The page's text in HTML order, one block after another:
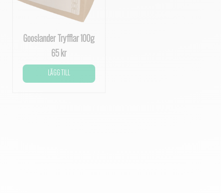
Gooslander Tryfflar 100g
65 kr
LÄGG TILL